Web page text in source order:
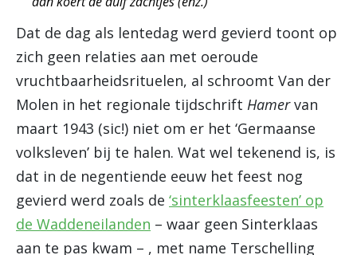
Dat de dag als lentedag werd gevierd toont op
zich geen relaties aan met oeroude
vruchtbaarheidsrituelen, al schroomt Van der
Molen in het regionale tijdschrift Hamervan
maart 1943 (sic!) niet om er het ‘Germaanse
volksleven’ bij te halen. Wat wel tekenend is, is
dat in de negentiende eeuw het feest nog
gevierd werd zoals de ‘sinterklaasfeesten’ op
de Waddeneilanden – waar geen Sinterklaas
aan te pas kwam – , met name Terschelling